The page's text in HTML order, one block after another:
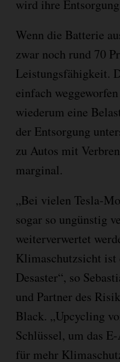
wird ihre
Wenn die Batterie
zwar noch rund 70
Leistungsfähigkeit.
einfach
wiederum eine
der Entsorgung
zu Autos mit
marginal.
„Bei vielen Tesla-
sogar so ungünstig
weiterverwertet
Klimaschutzsicht ist
Desaster“, so
und Partner des
Black. „Upcycling
Schlüssel, um das
für mehr